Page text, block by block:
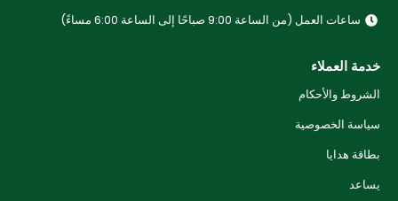
ساعات العمل (من الساعة 9:00 صباحًا إلى الساعة 6:00 مساءً)
خدمة العملاء
الشروط والأحكام
سياسة الخصوصية
بطاقة هدايا
يساعد